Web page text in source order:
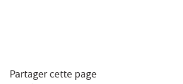
Partager cette page